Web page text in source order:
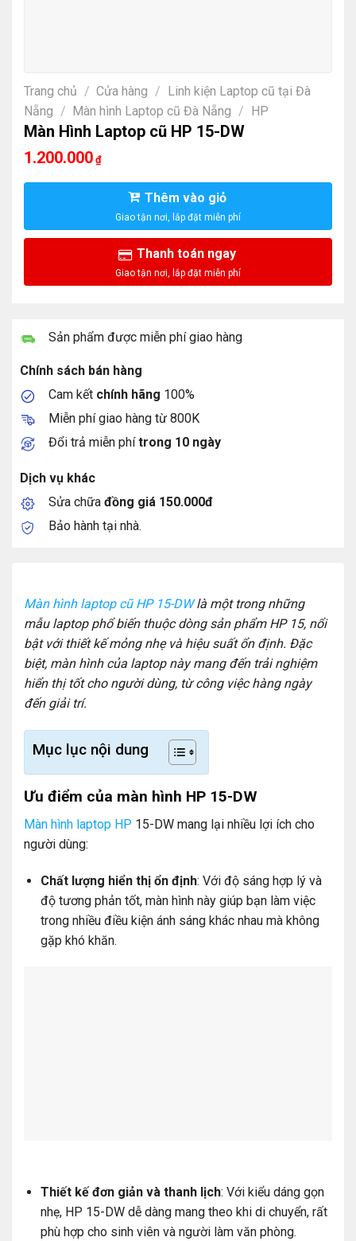
Trang chủ / Cửa hàng /
Linh kiện Laptop cũ tại Đà
Nẵng / Màn hình Laptop cũ Đà Nẵng / HP
Màn Hình Laptop cũ HP 15-DW
1.200.000 ₫
Thêm vào giỏ
Thanh toán ngay
Sản phẩm được miễn phí giao hàng
Chính sách bán hàng
Cam kết chính hãng 100%
Miễn phí giao hàng từ 800K
Đổi trả miễn phítrong 10 ngày
Dịch vụ khác
Sửa chữa đồng giá 150.000đ
Bảo hành tại nhà.
Màn hình laptop cũ HP 15-DWlà một trong những
mẫu laptop phổ biến thuộc dòng sản phẩm HP 15, nổi
bật với thiết kế mỏng nhẹ và hiệu suất ổn định. Đặc
biệt, màn hình của laptop này mang đến trải nghiệm
hiển thị tốt cho người dùng, từ công việc hàng ngày
đến giải trí.
Mục lục nội dung
Ưu điểm của màn hình HP 15-DW
Màn hình laptop HP 15-DW mang lại nhiều lợi ích cho
người dùng:
Chất lượng hiển thị ổn định: Với độ sáng hợp lý và
độ tương phản tốt, màn hình này giúp bạn làm việc
trong nhiều điều kiện ánh sáng khác nhau mà không
gặp khó khăn.
Thiết kế đơn giản và thanh lịch: Với kiểu dáng gọn
nhẹ, HP 15-DW dễ dàng mang theo khi di chuyển, rất
phù hợp cho sinh viên và người làm văn phòng.